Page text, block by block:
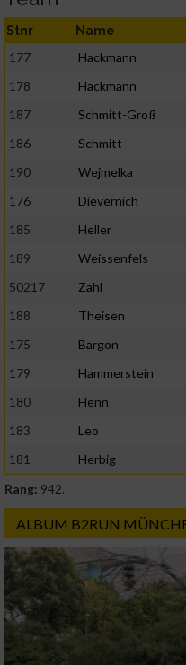
Stnr Name
177 Hackmann
178
Hackmann
187
Schmitt-Groß
186
Schmitt
190
Wejmelka
176
Dievernich
185
Heller
189
Weissenfels
50217
Zahl
188
Theisen
175
Bargon
179
Hammerstein
180
Henn
183
Leo
181
Herbig
Rang: 942.
ALBUM B2RUN